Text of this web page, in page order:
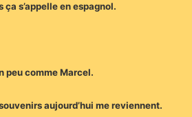
ça s’appelle en espagnol.
peu comme Marcel.
aujourd’hui me reviennent.